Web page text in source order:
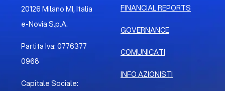
20126 Milano MI, Italia
e-Novia S.p.A.
Partita Iva: 0776377
0968
Capitale Sociale:
FINANCIAL REPORTS
GOVERNANCE
COMUNICATI
INFO AZIONISTI